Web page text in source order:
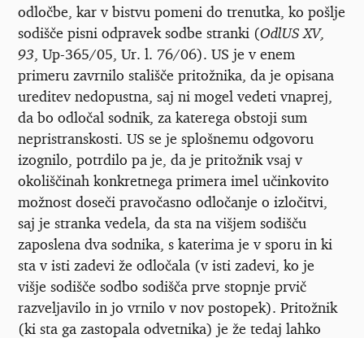
odločbe, kar v bistvu pomeni do trenutka, ko pošlje
sodišče pisni odpravek sodbe stranki (OdlUS XV,
93 , Up-365/05, Ur. l. 76/06). US je v enem
primeru zavrnilo stališče pritožnika, da je opisana
ureditev nedopustna, saj ni mogel vedeti vnaprej,
da bo odločal sodnik, za katerega obstoji sum
nepristranskosti. US se je splošnemu odgovoru
izognilo, potrdilo pa je, da je pritožnik vsaj v
okoliščinah konkretnega primera imel učinkovito
možnost doseči pravočasno odločanje o izločitvi,
saj je stranka vedela, da sta na višjem sodišču
zaposlena dva sodnika, s katerima je v sporu in ki
sta v isti zadevi že odločala (v isti zadevi, ko je
višje sodišče sodbo sodišča prve stopnje prvič
razveljavilo in jo vrnilo v nov postopek). Pritožnik
(ki sta ga zastopala odvetnika) je že tedaj lahko